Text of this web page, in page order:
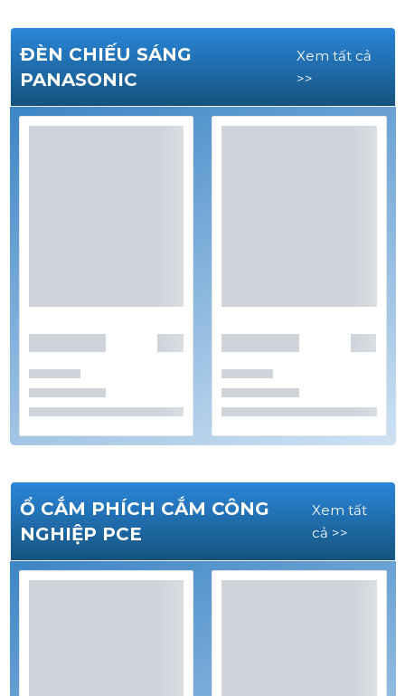
ĐÈN CHIẾU SÁNG
PANASONIC
Xem tất cả
>>
Ổ CẮM PHÍCH CẮM CÔNG
NGHIỆP PCE
Xem tất
cả >>